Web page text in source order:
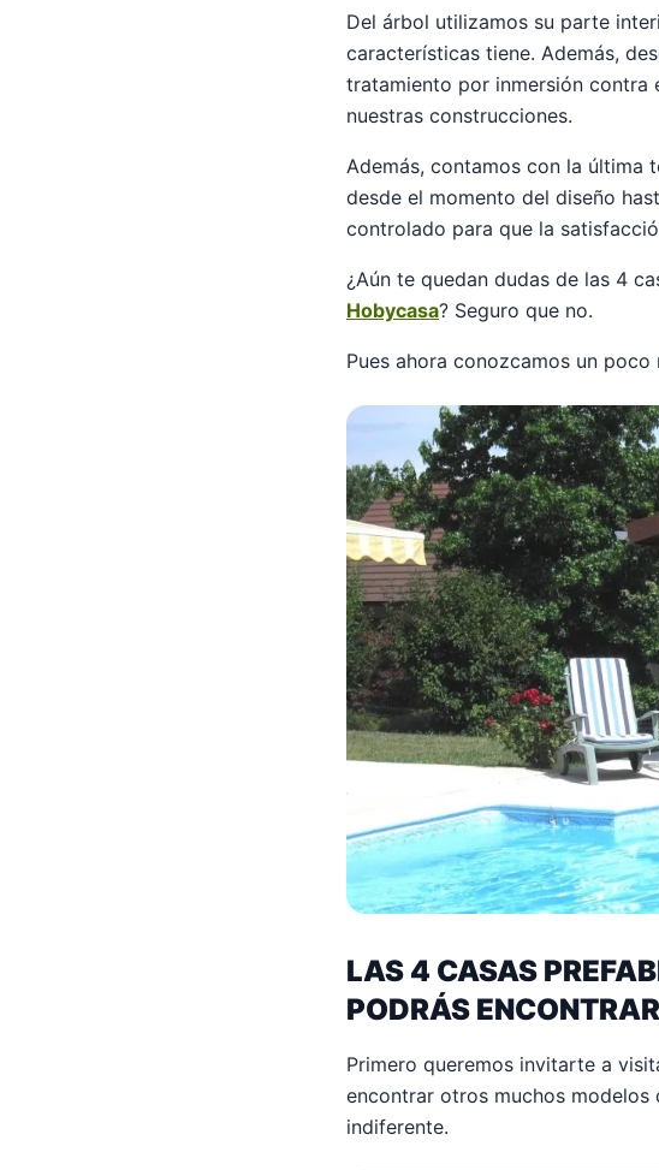
Del árbol utilizamos su parte
características tiene. Además,
tratamiento por inmersión contra
nuestras construcciones.
Además, contamos con la última
desde el momento del diseño
controlado para que la
¿Aún te quedan dudas de las 4
Hobycasa? Seguro que no.
Pues ahora conozcamos un
LAS 4 CASAS
PODRÁS
Primero queremos invitarte a
encontrar otros muchos
indiferente.